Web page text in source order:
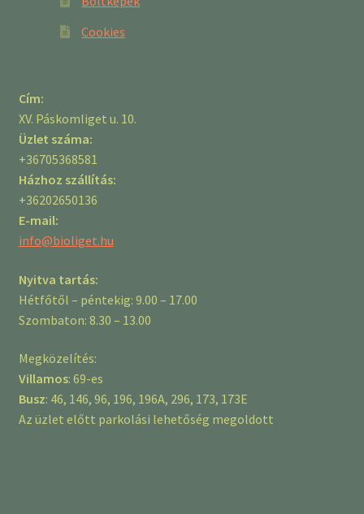
Cookies
Cím:
XV. Páskomliget u. 10.
Üzlet száma:
+36705368581
Házhoz szállítás:
+36202650136
E-mail:
info@bioliget.hu
Nyitva tartás:
Hétfőtől – péntekig: 9.00 – 17.00
Szombaton: 8.30 – 13.00
Megközelítés:
Villamos: 69-es
Busz: 46, 146, 96, 196, 196A, 296, 173, 173E
Az üzlet előtt parkolási lehetőség megoldott